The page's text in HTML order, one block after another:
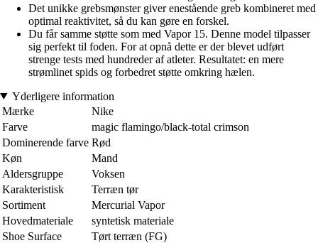
Det unikke grebsmønster giver enestående greb kombineret med
optimal reaktivitet, så du kan gøre en forskel.
Du får samme støtte som med Vapor 15. Denne model tilpasser
sig perfekt til foden. For at opnå dette er der blevet udført
strenge tests med hundreder af atleter. Resultatet: en mere
strømlinet spids og forbedret støtte omkring hælen.
Yderligere information
Mærke
Nike
Farve
magic flamingo/black-total crimson
Dominerende farve Rød
Køn
Mand
Aldersgruppe
Voksen
Karakteristisk
Terræn tør
Sortiment
Mercurial Vapor
Hovedmateriale
syntetisk materiale
Shoe Surface
Tørt terræn (FG)